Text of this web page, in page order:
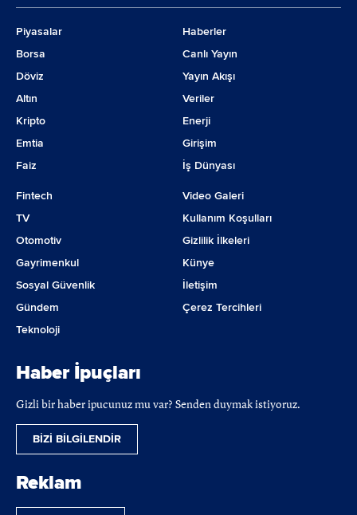
Piyasalar
Borsa
Döviz
Altın
Kripto
Emtia
Faiz
Haberler
Canlı Yayın
Yayın Akışı
Veriler
Enerji
Girişim
İş Dünyası
Fintech
TV
Otomotiv
Gayrimenkul
Sosyal Güvenlik
Gündem
Teknoloji
Video Galeri
Kullanım Koşulları
Gizlilik İlkeleri
Künye
İletişim
Çerez Tercihleri
Haber İpuçları
Gizli bir haber ipucunuz mu var? Senden duymak istiyoruz.
BİZİ BİLGİLENDİR
Reklam